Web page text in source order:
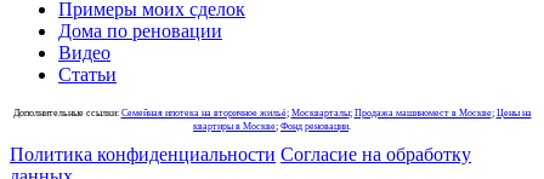
Примеры моих сделок
Дома по реновации
Видео
Статьи
Дополнительные ссылки: Семейная ипотека на вторичное жильё; Москварталы; Продажа машиномест в Москве; Цены на
квартиры в Москве; Фонд реновации
Политика конфиденциальности Согласие на обработку